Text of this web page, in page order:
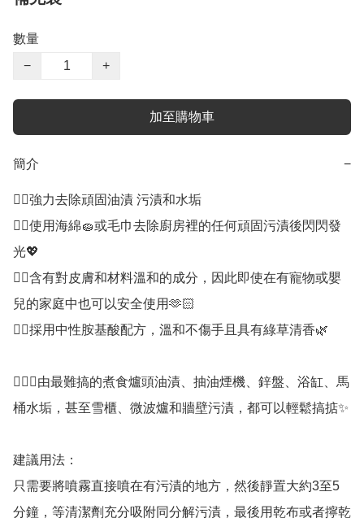
數量
−
+
加至購物車
簡介 −
👍🏻強力去除頑固油漬 污漬和水垢
👍🏻使用海綿🧽或毛巾去除廚房裡的任何頑固污漬後閃閃發
光💖
👍🏻含有對皮膚和材料溫和的成分，因此即使在有寵物或嬰
兒的家庭中也可以安全使用🫶🏻
👍🏻採用中性胺基酸配方，溫和不傷手且具有綠草清香🌿
💁🏻‍♀️由最難搞的煮食爐頭油漬、抽油煙機、鋅盤、浴缸、馬
桶水垢，甚至雪櫃、微波爐和牆壁污漬，都可以輕鬆搞掂✨
建議用法：
只需要將噴霧直接噴在有污漬的地方，然後靜置大約3至5
分鐘，等清潔劑充分吸附同分解污漬，最後用乾布或者擰乾